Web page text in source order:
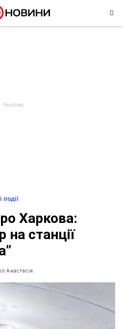
Харкова:
на станції
Анастасія